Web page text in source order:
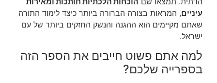
עיניים, המראות בצורה הברורה ביותר כיצד לימוד התורה
שאתם מקיימים הוא ההגנה והנשק החזקים ביותר של עם
ישראל.
למה אתם פשוט חייבים את הספר הזה
בספרייה שלכם?